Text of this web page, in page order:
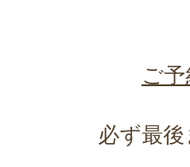
ご
必ず最